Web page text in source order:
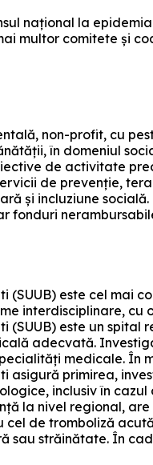
național la
multor comitete și
non-profit, cu
în domeniul
de activitate
de prevenție,
și incluziune
fonduri
(SUUB) este cel mai
interdisciplinare,
(SUUB) este un
adecvată.
medicale. În
asigură primirea,
inclusiv în cazul
la nivel regional,
de tromboliză
sau străinătate. În